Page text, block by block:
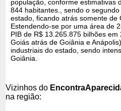
população, conforme estimativas
844 habitantes., sendo o
estado, ficando atrás somente de
Estendendo-se por uma área de
PIB de R$ 13.265.875 bilhões
Goiás atrás de Goiânia e
industriais do estado, sendo
Goiânia.
Vizinhos do
na região: